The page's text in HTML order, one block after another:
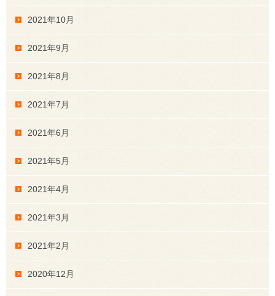
2021年10月
2021年9月
2021年8月
2021年7月
2021年6月
2021年5月
2021年4月
2021年3月
2021年2月
2020年12月